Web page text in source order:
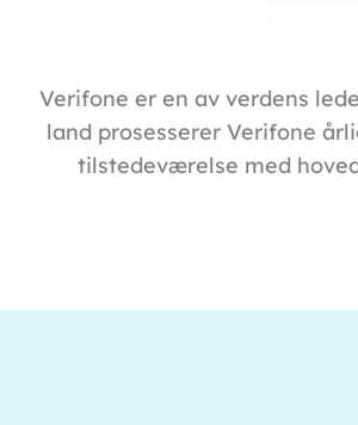
Verifone er en av verdens
land prosesserer Verifone
tilstedeværelse med